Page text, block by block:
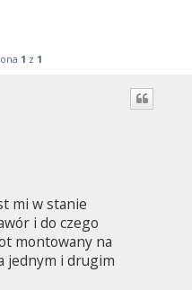
1 z 1
mi w stanie
i do czego
montowany na
jednym i drugim